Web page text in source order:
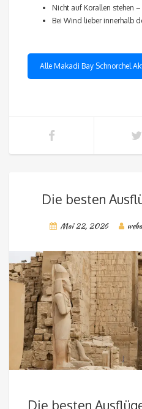
Nicht auf Korallen stehen
Bei Wind lieber innerhalb
Alle Makadi Bay Schnorchel
Die besten
Mai 22, 2026
Die besten